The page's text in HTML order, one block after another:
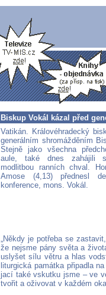
Biskup Vokál kázal před
Vatikán. Královéhradecký
generálním shromážděním
Stejně jako všechna
aule, také dnes zahájili
modlitbou ranních chval.
Amose (4,13) přednesl
konference, mons. Vokál.
„Někdy je potřeba se
že nejsme pány světa a
uslyšet sílu větru a hlas
liturgická památka připadla
jací také vskutku jsme – ve
tvořit a oživovat v každém